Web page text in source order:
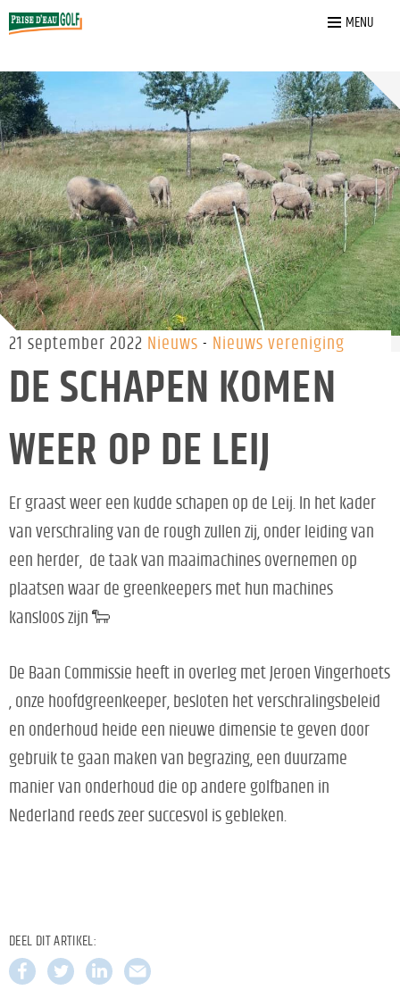
MENU
Home
21 september 2022 Nieuws Nieuws vereniging
DE SCHAPEN KOMEN
WEER OP DE LEIJ
Er graast weer een kudde schapen op de Leij. In het kader
van verschraling van de rough zullen zij, onder leiding van
een herder, de taak van maaimachines overnemen op
plaatsen waar de greenkeepers met hun machines
kansloos zijn 🐑
De Baan Commissie heeft in overleg met Jeroen Vingerhoets
, onze hoofdgreenkeeper, besloten het verschralingsbeleid
en onderhoud heide een nieuwe dimensie te geven door
gebruik te gaan maken van begrazing, een duurzame
manier van onderhoud die op andere golfbanen in
Nederland reeds zeer succesvol is gebleken.
DEEL DIT ARTIKEL: